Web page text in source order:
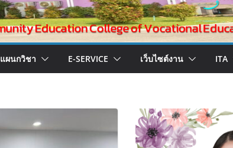
แผนกวิชา E-SERVICE เว็บไซต์งาน ITA